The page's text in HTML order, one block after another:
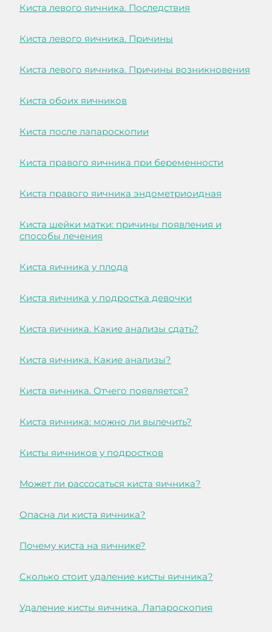
Киста левого яичника. Последствия
Киста левого яичника. Причины
Киста левого яичника. Причины возникновения
Киста обоих яичников
Киста после лапароскопии
Киста правого яичника при беременности
Киста правого яичника эндометриоидная
Киста шейки матки: причины появления и
способы лечения
Киста яичника у плода
Киста яичника у подростка девочки
Киста яичника. Какие анализы сдать?
Киста яичника. Какие анализы?
Киста яичника. Отчего появляется?
Киста яичника: можно ли вылечить?
Кисты яичников у подростков
Может ли рассосаться киста яичника?
Опасна ли киста яичника?
Почему киста на яичнике?
Сколько стоит удаление кисты яичника?
Удаление кисты яичника. Лапароскопия